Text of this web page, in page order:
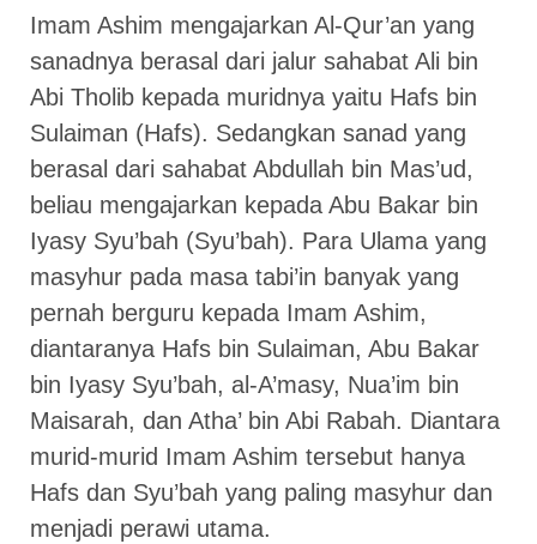
Imam Ashim mengajarkan Al-Qur’an yang
sanadnya berasal dari jalur sahabat Ali bin
Abi Tholib kepada muridnya yaitu Hafs bin
Sulaiman (Hafs). Sedangkan sanad yang
berasal dari sahabat Abdullah bin Mas’ud,
beliau mengajarkan kepada Abu Bakar bin
Iyasy Syu’bah (Syu’bah). Para Ulama yang
masyhur pada masa tabi’in banyak yang
pernah berguru kepada Imam Ashim,
diantaranya Hafs bin Sulaiman, Abu Bakar
bin Iyasy Syu’bah, al-A’masy, Nua’im bin
Maisarah, dan Atha’ bin Abi Rabah. Diantara
murid-murid Imam Ashim tersebut hanya
Hafs dan Syu’bah yang paling masyhur dan
menjadi perawi utama.